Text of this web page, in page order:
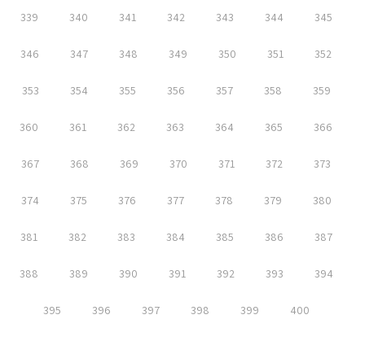
339 340 341 342 343 344 345
346 347 348 349 350 351 352
353 354 355 356 357 358 359
360 361 362 363 364 365 366
367 368 369 370 371 372 373
374 375 376 377 378 379 380
381 382 383 384 385 386 387
388 389 390 391 392 393 394
395 396 397 398 399 400